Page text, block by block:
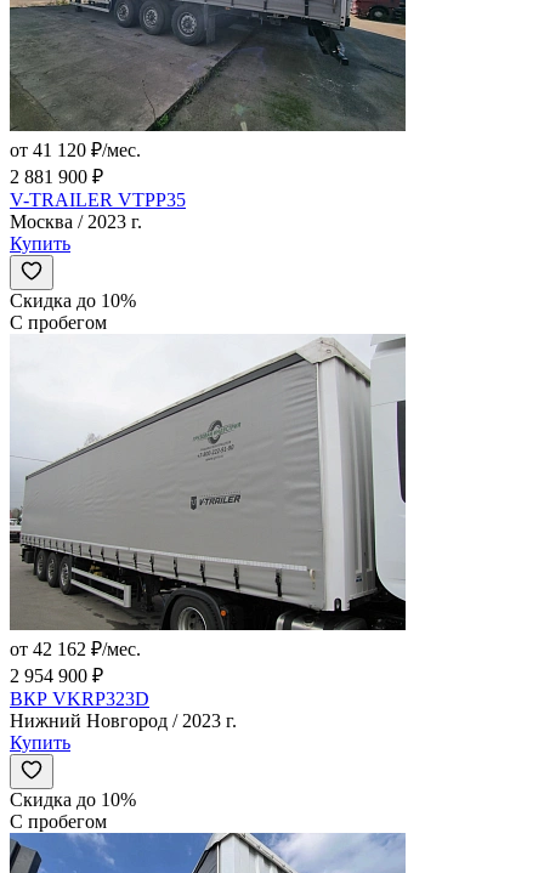
от 41 120 ₽/мес.
2 881 900 ₽
V-TRAILER VTPP35
Москва / 2023 г.
Купить
Скидка до 10%
С пробегом
от 42 162 ₽/мес.
2 954 900 ₽
ВКР VKRP323D
Нижний Новгород / 2023 г.
Купить
Скидка до 10%
С пробегом